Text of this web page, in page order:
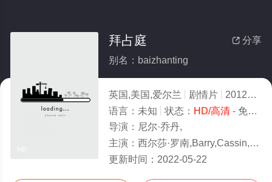
 分享
拜占庭
别名：baizhanting
英国,美国,爱尔兰 剧情片 2012
4.0
语言： 未知 状态： HD/高清- 免费在线观看
导演： 尼尔·乔丹,
主演： 西尔莎·罗南,Barry,Cassin,杰玛·阿特登,萨姆·赖利,
更新时间： 2022-05-22